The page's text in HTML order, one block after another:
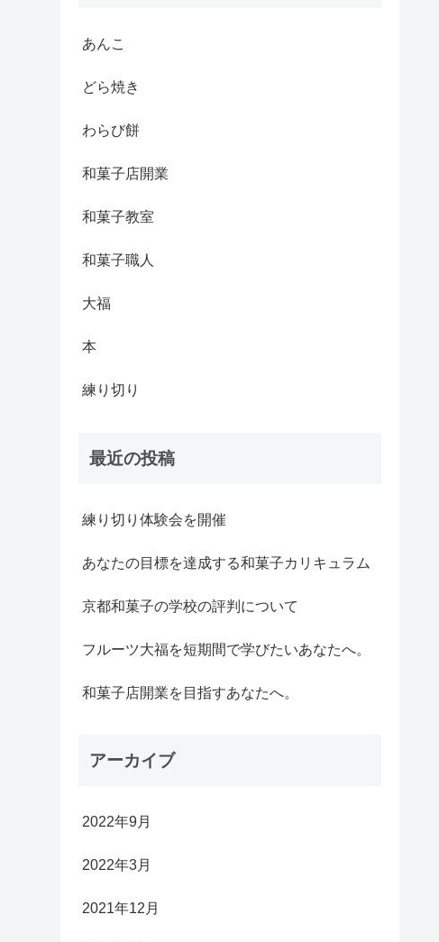
あんこ
どら焼き
わらび餅
和菓子店開業
和菓子教室
和菓子職人
大福
本
練り切り
最近の投稿
練り切り体験会を開催
あなたの目標を達成する和菓子カリキュラム
京都和菓子の学校の評判について
フルーツ大福を短期間で学びたいあなたへ。
和菓子店開業を目指すあなたへ。
アーカイブ
2022年9月
2022年3月
2021年12月